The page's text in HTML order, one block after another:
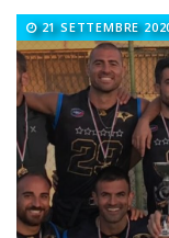
Calcio a 5:
La Lazio
Rugby, il
Calcio a 5
21 anni
21 SETTEMBRE